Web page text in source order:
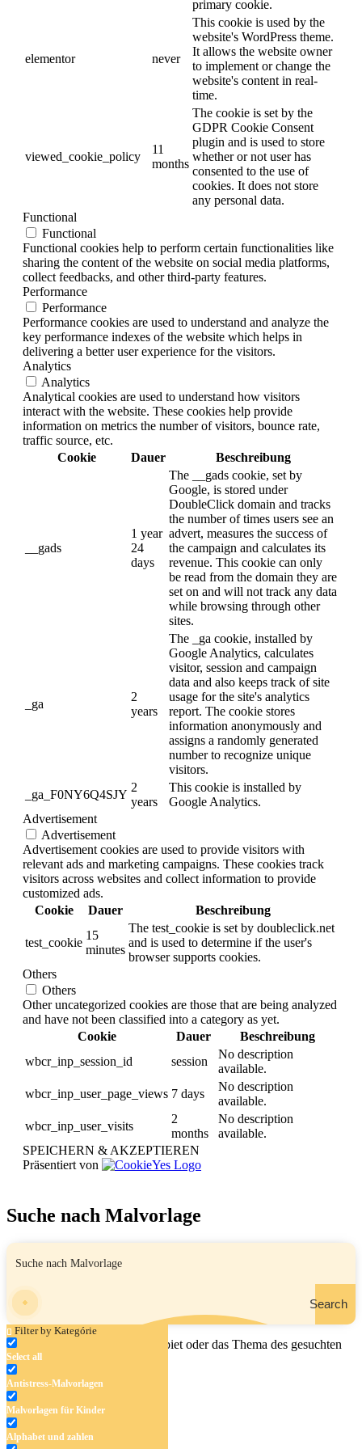
primary cookie.
elementor never
This cookie is used by the
website's WordPress theme.
It allows the website owner
to implement or change the
website's content in real-
time.
viewed_cookie_policy
11
months
The cookie is set by the
GDPR Cookie Consent
plugin and is used to store
whether or not user has
consented to the use of
cookies. It does not store
any personal data.
Functional
Functional
Functional cookies help to perform certain functionalities like
sharing the content of the website on social media platforms,
collect feedbacks, and other third-party features.
Performance
Performance
Performance cookies are used to understand and analyze the
key performance indexes of the website which helps in
delivering a better user experience for the visitors.
Analytics
Analytics
Analytical cookies are used to understand how visitors
interact with the website. These cookies help provide
information on metrics the number of visitors, bounce rate,
traffic source, etc.
Cookie
Dauer Beschreibung
__gads
1 year
24
days
The __gads cookie, set by
Google, is stored under
DoubleClick domain and tracks
the number of times users see an
advert, measures the success of
the campaign and calculates its
revenue. This cookie can only
be read from the domain they are
set on and will not track any data
while browsing through other
sites.
_ga
2
years
The _ga cookie, installed by
Google Analytics, calculates
visitor, session and campaign
data and also keeps track of site
usage for the site's analytics
report. The cookie stores
information anonymously and
assigns a randomly generated
number to recognize unique
visitors.
_ga_F0NY6Q4SJY
2
years
This cookie is installed by
Google Analytics.
Advertisement
Advertisement
Advertisement cookies are used to provide visitors with
relevant ads and marketing campaigns. These cookies track
visitors across websites and collect information to provide
customized ads.
Cookie
Dauer Beschreibung
test_cookie
15
minutes
The test_cookie is set by doubleclick.net
and is used to determine if the user's
browser supports cookies.
Others
Others
Other uncategorized cookies are those that are being analyzed
and have not been classified into a category as yet.
Cookie
Dauer
Beschreibung
wbcr_inp_session_id
session
No description
available.
wbcr_inp_user_page_views 7 days
No description
available.
wbcr_inp_user_visits
2
months
No description
available.
SPEICHERN & AKZEPTIEREN
Präsentiert von
Suche nach Malvorlage
Search
Filter by Kategórie
Select all
Antistress-Malvorlagen
Malvorlagen für Kinder
Alphabet und zahlen
Geben Sie den Namen, das Gebiet oder das Thema des gesuchten
Malbuchs ein.